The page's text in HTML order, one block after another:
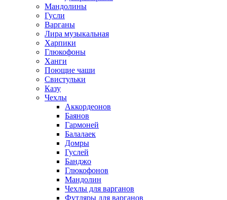
Мандолины
Гусли
Варганы
Лира музыкальная
Харпики
Глюкофоны
Ханги
Поющие чаши
Свистульки
Казу
Чехлы
Аккордеонов
Баянов
Гармоней
Балалаек
Домры
Гуслей
Банджо
Глюкофонов
Мандолин
Чехлы для варганов
Футляры для варганов